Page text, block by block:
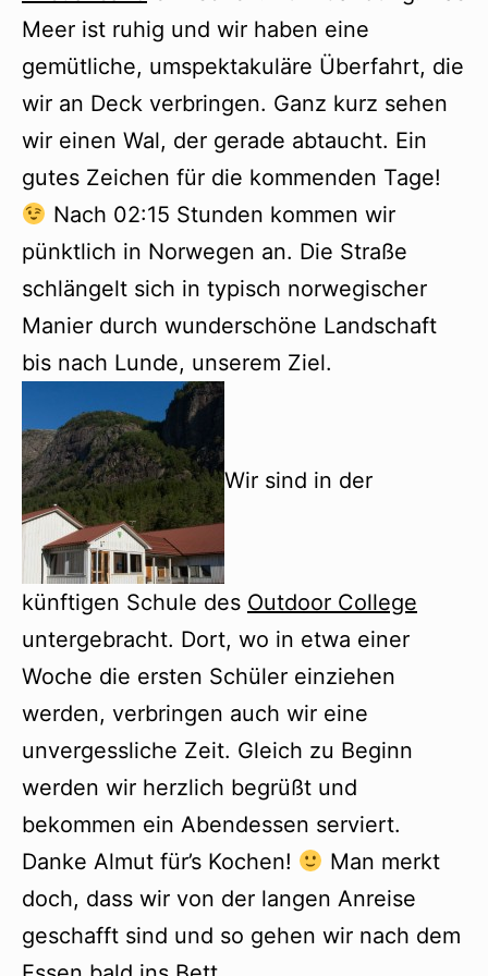
Meer ist ruhig und wir haben eine
gemütliche, umspektakuläre Überfahrt, die
wir an Deck verbringen. Ganz kurz sehen
wir einen Wal, der gerade abtaucht. Ein
gutes Zeichen für die kommenden Tage!
Nach 02:15 Stunden kommen wir
pünktlich in Norwegen an. Die Straße
schlängelt sich in typisch norwegischer
Manier durch wunderschöne Landschaft
bis nach Lunde, unserem Ziel.
Wir sind in der
künftigen Schule des Outdoor College
untergebracht. Dort, wo in etwa einer
Woche die ersten Schüler einziehen
werden, verbringen auch wir eine
unvergessliche Zeit. Gleich zu Beginn
werden wir herzlich begrüßt und
bekommen ein Abendessen serviert.
Danke Almut für’s Kochen!
Man merkt
doch, dass wir von der langen Anreise
geschafft sind und so gehen wir nach dem